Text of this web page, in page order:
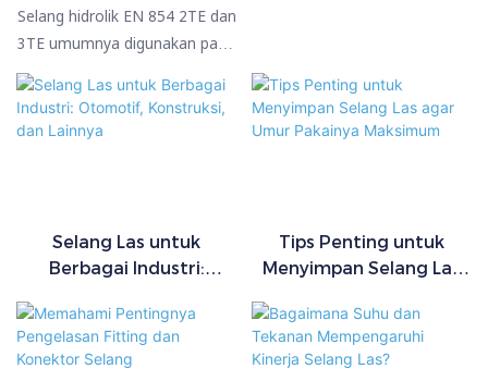
Perawatan Kereta Api
Selang hidrolik EN 854 2TE dan
3TE umumnya digunakan pada
mesin perawatan kereta api
karena fleksibilitasnya,
konstruksi yang ringkas, dan
peralatan bergerak di mana
ruang terbatas dan operasi
Selang Las untuk
Berbagai Industri:
dan Lainnya
Tips Penting untuk
Menyimpan Selang Las
Maksimum